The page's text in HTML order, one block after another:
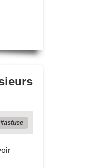
astuce